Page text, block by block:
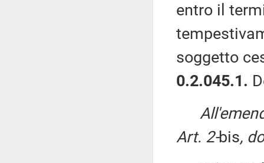
entro il
soggetto
0.2.045.1.
Art. 2-bis,